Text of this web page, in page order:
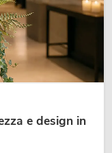
e design in